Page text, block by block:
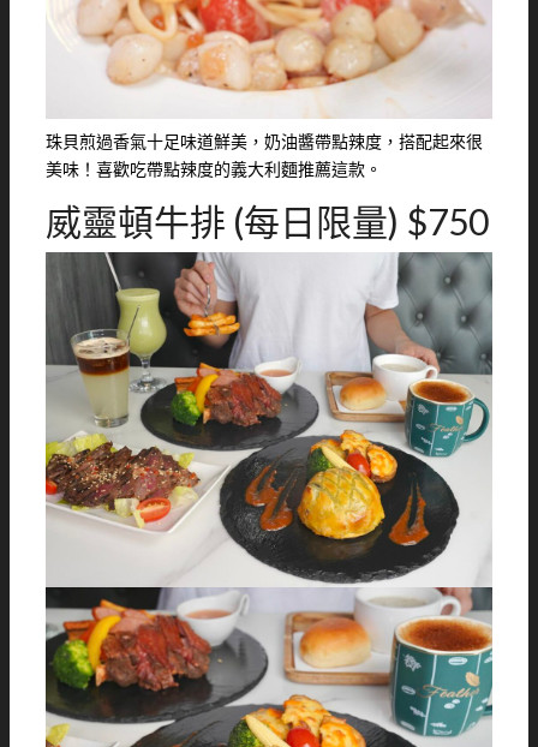
珠貝煎過香氣十足味道鮮美，奶油醬帶點辣度，搭配起來很
美味！喜歡吃帶點辣度的義大利麵推薦這款。
威靈頓牛排 (每日限量) $750